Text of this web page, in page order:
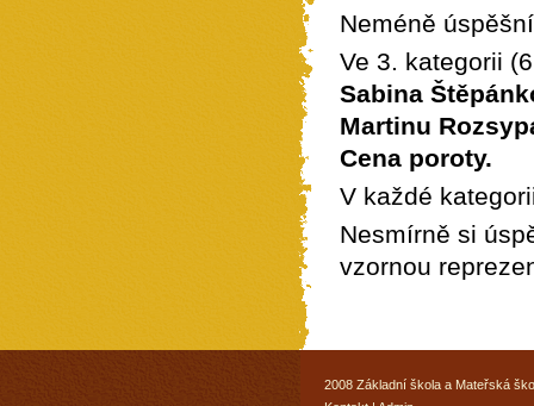
Neméně
Ve 3. kategorii
Sabina
Martinu
Cena poroty.
V každé
Nesmírně si
vzornou
2008 Základní škola a Mateřská